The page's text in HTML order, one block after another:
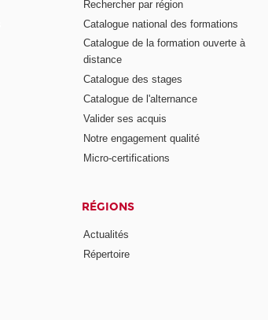
Rechercher par région
Catalogue national des formations
Catalogue de la formation ouverte à
distance
Catalogue des stages
Catalogue de l'alternance
Valider ses acquis
Notre engagement qualité
Micro-certifications
RÉGIONS
Actualités
Répertoire